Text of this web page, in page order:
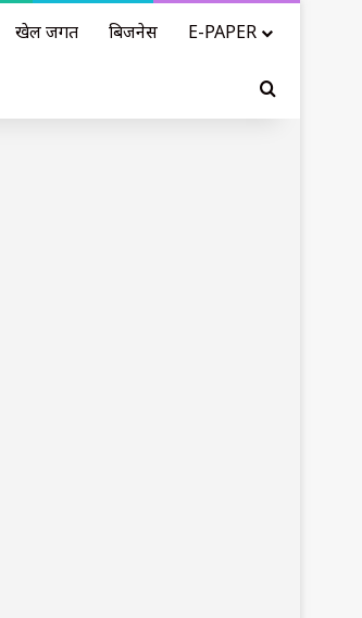
खेल जगत बिजनेस E-PAPER
Search for